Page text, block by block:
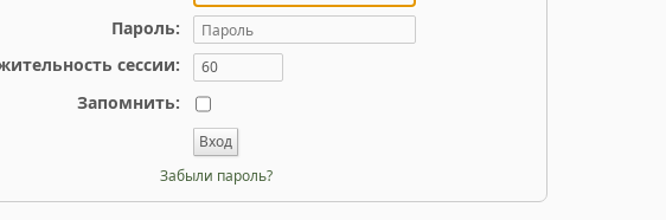
секция!
Пароль:
сессии:
Запомнить:
Забыли пароль?